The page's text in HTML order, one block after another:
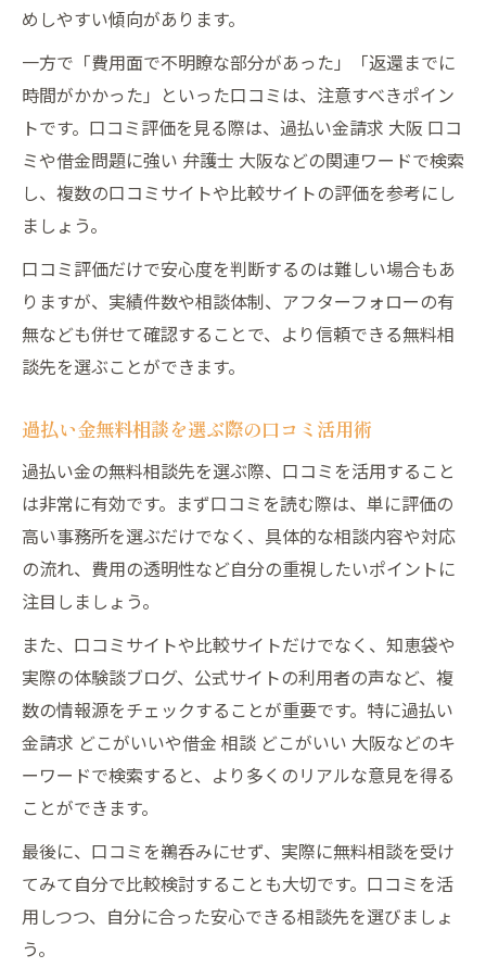
めしやすい傾向があります。
一方で「費用面で不明瞭な部分があった」「返還までに
時間がかかった」といった口コミは、注意すべきポイン
トです。口コミ評価を見る際は、過払い金請求 大阪 口コ
ミや借金問題に強い 弁護士 大阪などの関連ワードで検索
し、複数の口コミサイトや比較サイトの評価を参考にし
ましょう。
口コミ評価だけで安心度を判断するのは難しい場合もあ
りますが、実績件数や相談体制、アフターフォローの有
無なども併せて確認することで、より信頼できる無料相
談先を選ぶことができます。
過払い金無料相談を選ぶ際の口コミ活用術
過払い金の無料相談先を選ぶ際、口コミを活用すること
は非常に有効です。まず口コミを読む際は、単に評価の
高い事務所を選ぶだけでなく、具体的な相談内容や対応
の流れ、費用の透明性など自分の重視したいポイントに
注目しましょう。
また、口コミサイトや比較サイトだけでなく、知恵袋や
実際の体験談ブログ、公式サイトの利用者の声など、複
数の情報源をチェックすることが重要です。特に過払い
金請求 どこがいいや借金 相談 どこがいい 大阪などのキ
ーワードで検索すると、より多くのリアルな意見を得る
ことができます。
最後に、口コミを鵜呑みにせず、実際に無料相談を受け
てみて自分で比較検討することも大切です。口コミを活
用しつつ、自分に合った安心できる相談先を選びましょ
う。